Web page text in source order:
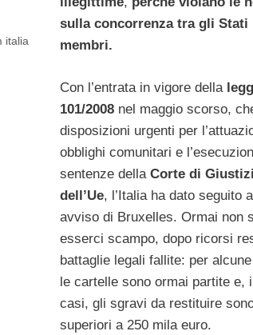
italia
sulla concorrenza tra gli Stati
membri.
Con l’entrata in vigore della
101/2008nel maggio scorso,
disposizioni urgenti per
obblighi comunitari e
sentenze della Corte di
dell’Ue, l’Italia ha dato seguito
avviso di Bruxelles. Ormai non
esserci scampo, dopo ricorsi
battaglie legali fallite: per
le cartelle sono ormai partite e,
casi, gli sgravi da restituire
superiori a 250 mila euro.